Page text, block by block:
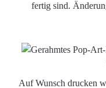
fertig sind.
Auf Wunsch drucken